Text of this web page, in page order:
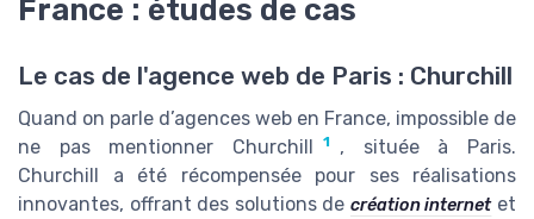
France : études de cas
Le cas de l'agence web de Paris : Churchill
Quand on parle d’agences web en France, impossible de
ne pas mentionner Churchill
1
, située à Paris.
Churchill a été récompensée pour ses réalisations
innovantes, offrant des solutions de création internetet